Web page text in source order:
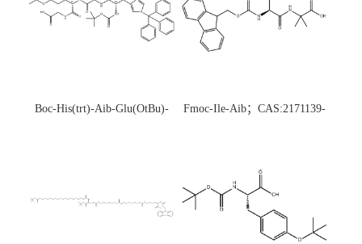
Boc-His(trt)-Aib-Glu(OtBu)-
Fmoc-Ile-Aib；CAS:2171139-